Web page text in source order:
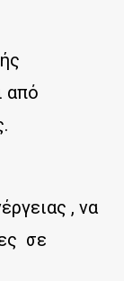
από
, να
σε